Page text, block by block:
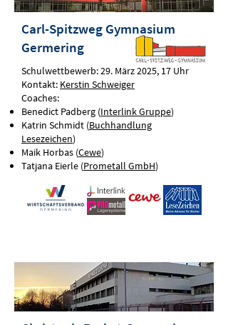
Carl-Spitzweg Gymnasium
Germering
Schulwettbewerb: 29. März 2025, 17 Uhr
Kontakt: Kerstin Schweiger
Coaches:
Benedict Padberg (Interlink Gruppe)
Katrin Schmidt (Buchhandlung
Lesezeichen)
Maik Horbas (Cewe)
Tatjana Eierle (Prometall GmbH)